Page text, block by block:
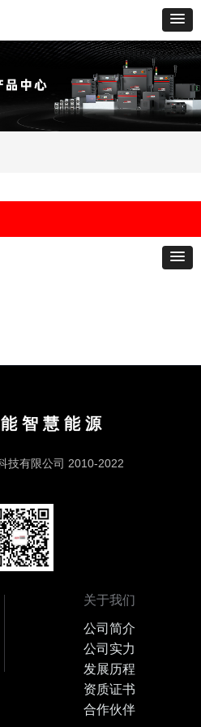
智 慧 能 源
技有限公司 2010-2022
关于我们
公司简介
公司实力
发展历程
资质证书
合作伙伴